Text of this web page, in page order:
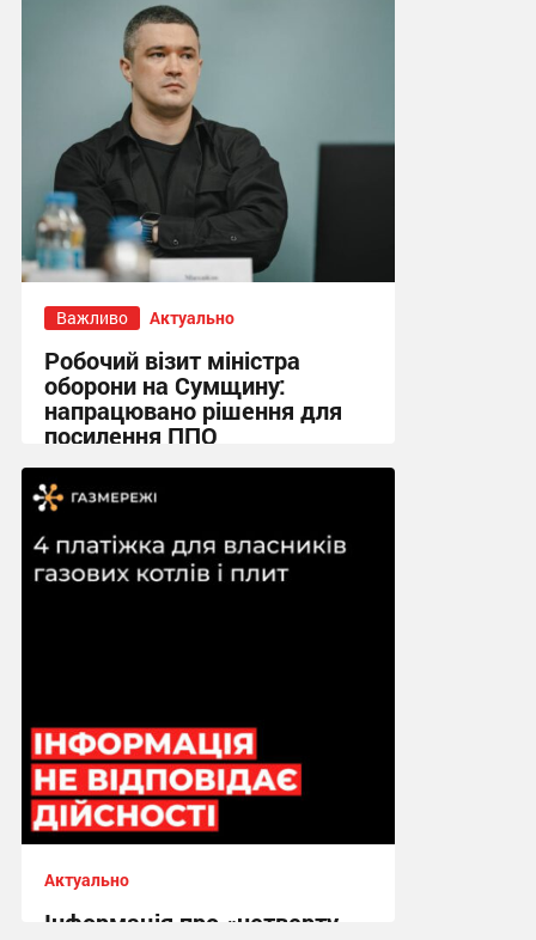
Важливо Актуально
Робочий візит міністра
оборони на Сумщину:
напрацювано рішення для
посилення ППО
19:27, 8.07.2026
Актуально
Інформація про «четверту